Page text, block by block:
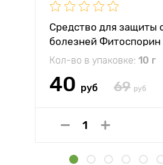
Средство для защиты
болезней Фитоспорин
Кол-во в упаковке: 10 г
40 руб 69 руб